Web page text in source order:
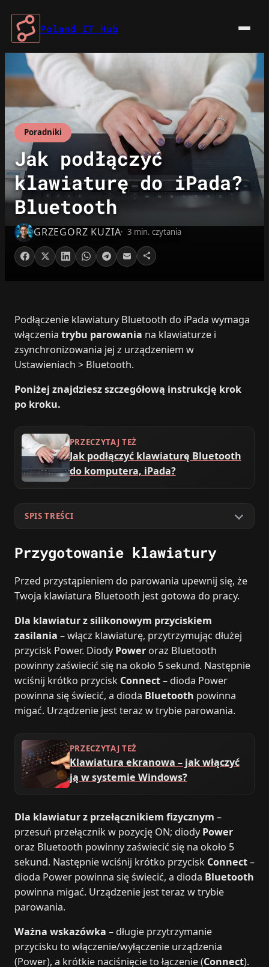
Przejdź
treści
Poland IT Hub
Poradniki
Jak podłączyć
klawiaturę do iPada?
Bluetooth
GRZEGORZ KUZIA 3 min. czytania
Podłączenie klawiatury Bluetooth do iPada wymaga
włączenia trybu parowania na klawiaturze i
zsynchronizowania jej z urządzeniem w
Ustawieniach > Bluetooth.
Poniżej znajdziesz szczegółową instrukcję krok
po kroku.
PRZECZYTAJ TEŻ
Jak podłączyć klawiaturę Bluetooth
do komputera, iPada?
SPIS TREŚCI
Przygotowanie klawiatury
Przed przystąpieniem do parowania upewnij się, że
Twoja klawiatura Bluetooth jest gotowa do pracy.
Dla klawiatur z silikonowym przyciskiem
zasilania – włącz klawiaturę, przytrzymując dłużej
przycisk Power. Diody Power oraz Bluetooth
powinny zaświecić się na około 5 sekund. Następnie
wciśnij krótko przycisk Connect– dioda Power
powinna się świecić, a dioda Bluetooth powinna
migać. Urządzenie jest teraz w trybie parowania.
PRZECZYTAJ TEŻ
Klawiatura ekranowa – jak włączyć
ją w systemie Windows?
Dla klawiatur z przełącznikiem fizycznym –
przesuń przełącznik w pozycję ON; diody Power
oraz Bluetooth powinny zaświecić się na około 5
sekund. Następnie wciśnij krótko przycisk Connect–
dioda Power powinna się świecić, a dioda Bluetooth
powinna migać. Urządzenie jest teraz w trybie
parowania.
Ważna wskazówka – długie przytrzymanie
przycisku to włączenie/wyłączenie urządzenia
(Power), a krótkie naciśnięcie to łączenie (Connect).